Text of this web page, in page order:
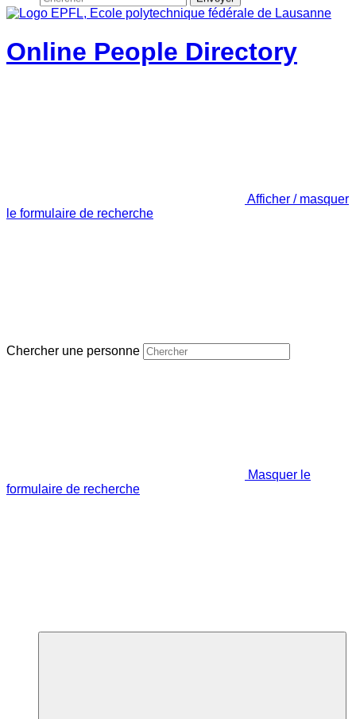
Online People Directory
Afficher / masquer
le formulaire de recherche
Chercher une personne
Masquer le
formulaire de recherche